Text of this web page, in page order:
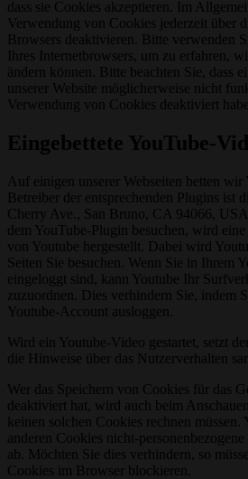
dass sie Cookies akzeptieren. Im
Verwendung von Cookies jederzeit über
Browsers deaktivieren. Bitte verwenden
Ihres Internetbrowsers, um zu erfahren,
ändern können. Bitte beachten Sie, dass
unserer Website möglicherweise nicht
Verwendung von Cookies deaktiviert
Eingebettete YouTube-
Auf einigen unserer Webseiten betten wir
Betreiber der entsprechenden Plugins ist
Cherry Ave., San Bruno, CA 94066,
dem YouTube-Plugin besuchen, wird eine
von Youtube hergestellt. Dabei wird
Seiten Sie besuchen. Wenn Sie in Ihrem
eingeloggt sind, kann Youtube Ihr
zuzuordnen. Dies verhindern Sie, indem
Youtube-Account ausloggen.
Wird ein Youtube-Video gestartet, setzt
die Hinweise über das Nutzerverhalten
Wer das Speichern von Cookies für das
deaktiviert hat, wird auch beim
keinen solchen Cookies rechnen müssen.
anderen Cookies nicht-
ab. Möchten Sie dies verhindern, so
Cookies im Browser blockieren.